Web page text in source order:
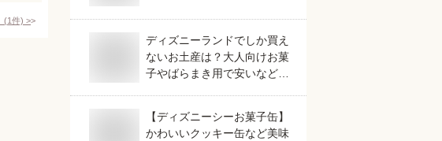
(1件) >
ディズニーランドでしか買え
ないお土産は？大人向けお菓
子やばらまき用で安いなどお
【ディズニーシーお菓子缶】
かわいいクッキー缶など美味